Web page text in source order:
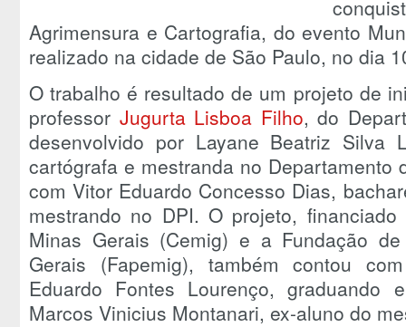
Agrimensura e Cartografia, do evento
realizado na cidade de São Paulo, no dia
O trabalho é resultado de um projeto de
professor Jugurta Lisboa Filho, do
desenvolvido por Layane Beatriz Silva
cartógrafa e mestranda no Departamento
com Vitor Eduardo Concesso Dias,
mestrando no DPI. O projeto,
Minas Gerais (Cemig) e a Fundação
Gerais (Fapemig), também contou
Eduardo Fontes Lourenço, graduando
Marcos Vinicius Montanari, ex-aluno do